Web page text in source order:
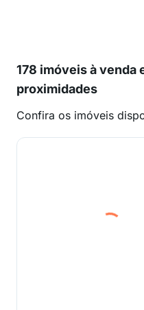
178 imóveis à venda
proximidades
Confira os imóveis